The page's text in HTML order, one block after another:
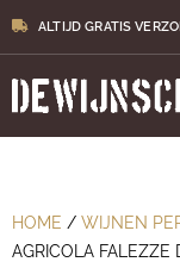
ALTIJD GRATIS
HOME / WIJNEN
AGRICOLA FALEZZE